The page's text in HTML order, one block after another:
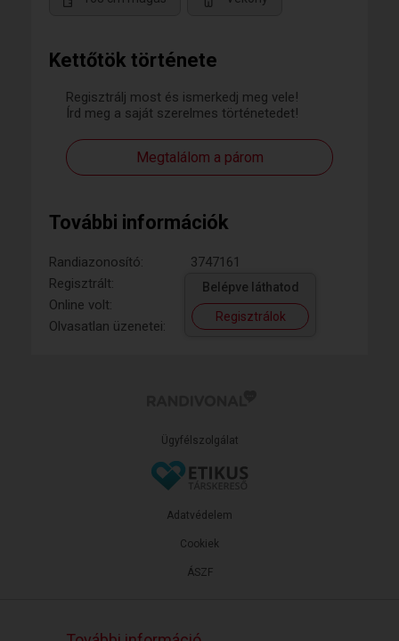
Kettőtök története
Regisztrálj most és ismerkedj meg vele!
Írd meg a saját szerelmes történetedet!
Megtalálom a párom
További információk
Randiazonosító:
3747161
Regisztrált:
Online volt:
Olvasatlan üzenetei:
Belépve láthatod
Regisztrálok
Ügyfélszolgálat
ÁSZF
Adatvédelem
Cookiek